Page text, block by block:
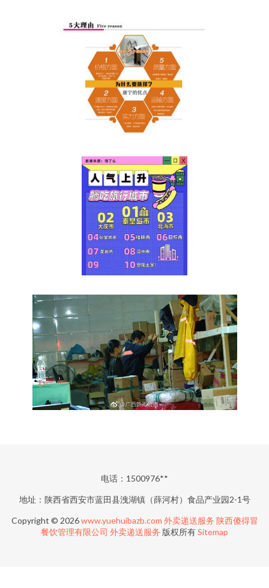
电话：1500976**
地址：陕西省西安市蓝田县洩湖镇（薛河村）食品产业园2-1号
Copyright © 2026www.yuehuibazb.com 外卖递送服务 陕西傻得冒
餐饮管理有限公司 外卖递送服务 版权所有Sitemap